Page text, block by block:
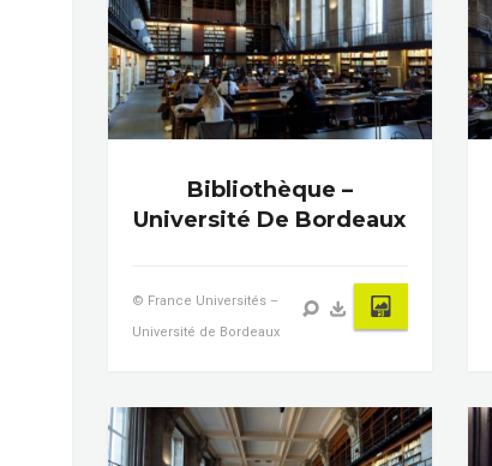
Bibliothèque –
Université De Bordeaux
© France Universités –
Université de Bordeaux